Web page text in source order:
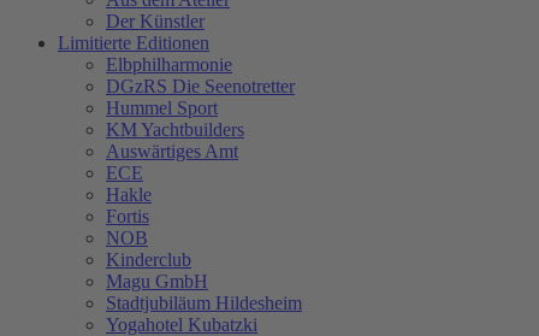
Der Künstler
Limitierte Editionen
Elbphilharmonie
DGzRS Die Seenotretter
Hummel Sport
KM Yachtbuilders
Auswärtiges Amt
ECE
Hakle
Fortis
NOB
Kinderclub
Magu GmbH
Stadtjubiläum Hildesheim
Yogahotel Kubatzki